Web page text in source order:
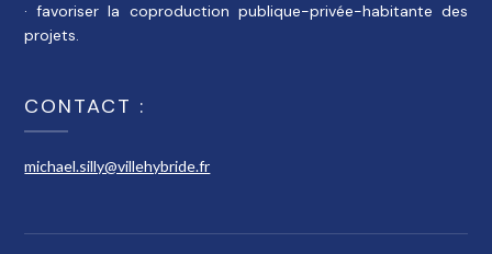
· favoriser la coproduction publique-privée-habitante des
projets.
CONTACT :
michael.silly@villehybride.fr